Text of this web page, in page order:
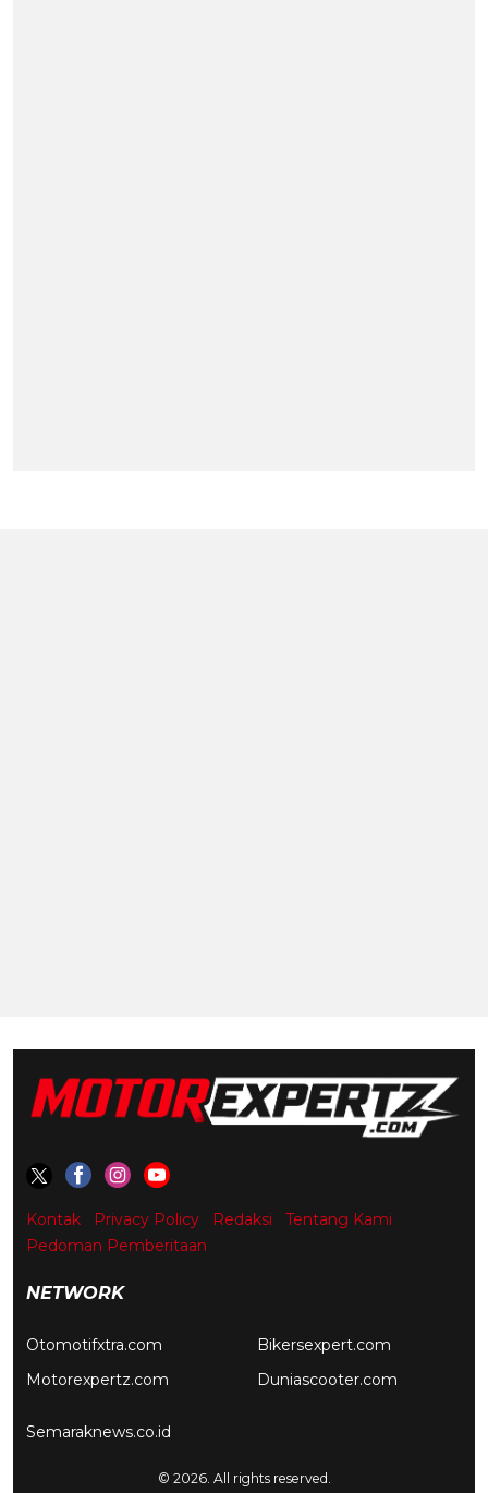
Kontak Privacy Policy Redaksi
Tentang Kami
Pedoman Pemberitaan
NETWORK
Otomotifxtra.com
Motorexpertz.com
Bikersexpert.com
Duniascooter.com
Semaraknews.co.id
© 2026. All rights reserved.